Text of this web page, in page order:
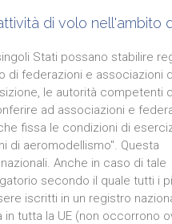
di volo nell'ambito
Stati possano stabilire
di federazioni e associazioni
le autorità competenti
ad associazioni e
fissa le condizioni di
di aeromodellismo". Questa
Anche in caso di tale
secondo il quale tutti i
iscritti in un registro
tutta la UE (non occorrono